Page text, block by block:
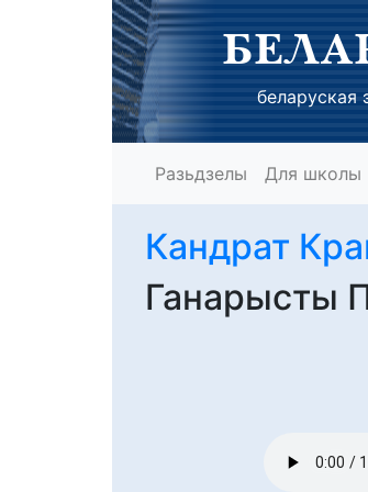
беларуская
Разьдзелы Для школы
Кандрат
Ганарысты